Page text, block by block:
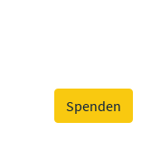
Spenden